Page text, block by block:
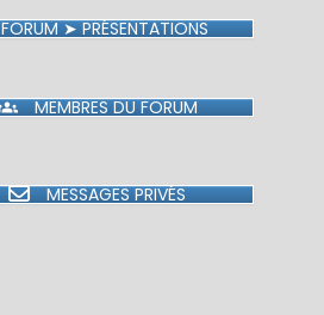
FORUM ➤ PRÉSENTATIONS
MEMBRES DU FORUM
MESSAGES PRIVÉS